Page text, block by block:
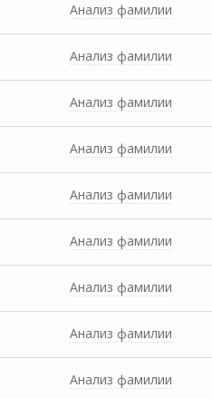
Анализ фамилии
Анализ фамилии
Анализ фамилии
Анализ фамилии
Анализ фамилии
Анализ фамилии
Анализ фамилии
Анализ фамилии
Анализ фамилии